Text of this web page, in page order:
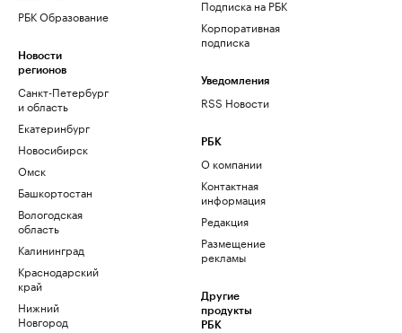
РБК Образование
Новости
регионов
Санкт-Петербург
и область
Екатеринбург
Новосибирск
Омск
Башкортостан
Вологодская
область
Калининград
Краснодарский
край
Нижний
Новгород
Подписка на РБК
Корпоративная
подписка
Уведомления
RSS Новости
РБК
О компании
Контактная
информация
Редакция
Размещение
рекламы
Другие
продукты
РБК